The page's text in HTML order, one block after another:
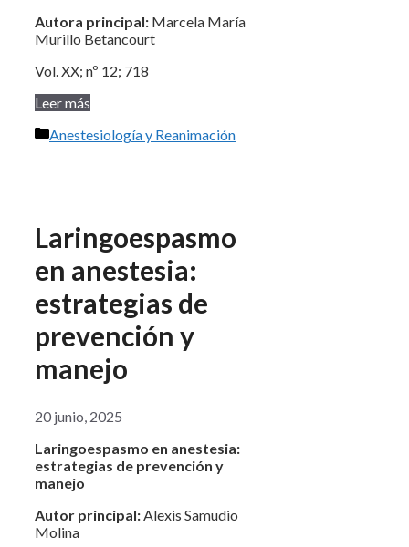
Autora principal: Marcela María
Murillo Betancourt
Vol. XX; nº 12; 718
Leer más
Categorías
Anestesiología y Reanimación
Laringoespasmo
en anestesia:
estrategias de
prevención y
manejo
20 junio, 2025
Laringoespasmo en anestesia:
estrategias de prevención y
manejo
Autor principal:Alexis Samudio
Molina